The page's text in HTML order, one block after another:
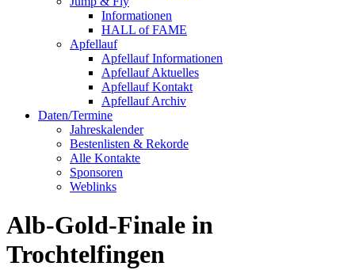
Informationen
HALL of FAME
Apfellauf
Apfellauf Informationen
Apfellauf Aktuelles
Apfellauf Kontakt
Apfellauf Archiv
Daten/Termine
Jahreskalender
Bestenlisten & Rekorde
Alle Kontakte
Sponsoren
Weblinks
Alb-Gold-Finale in
Trochtelfingen